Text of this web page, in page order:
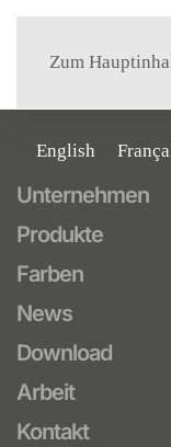
Zum
Menü
English
Unternehmen
Produkte
Farben
News
Download
Arbeit
Kontakt